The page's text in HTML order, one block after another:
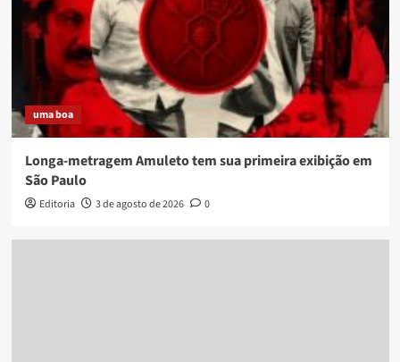
uma boa
Longa-metragem Amuleto tem sua primeira exibição em
São Paulo
Editoria 3 de agosto de 2026 0